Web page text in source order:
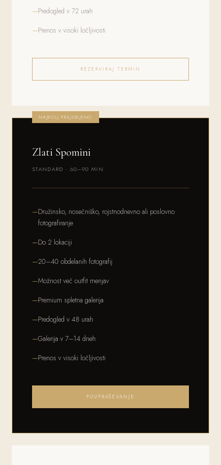
Predogled v 72 urah
Prenos v visoki ločljivosti
REZERVIRAJ TERMIN
NAJBOLJ PRILJUBLJENO
Zlati Spomini
STANDARD · 60–90 MIN
Družinsko, nosečniško, rojstnodnevno ali poslovno
fotografiranje
Do 2 lokaciji
20–40 obdelanih fotografij
Možnost več outfit menjav
Premium spletna galerija
Predogled v 48 urah
Galerija v 7–14 dneh
Prenos v visoki ločljivosti
POVPRAŠEVANJE